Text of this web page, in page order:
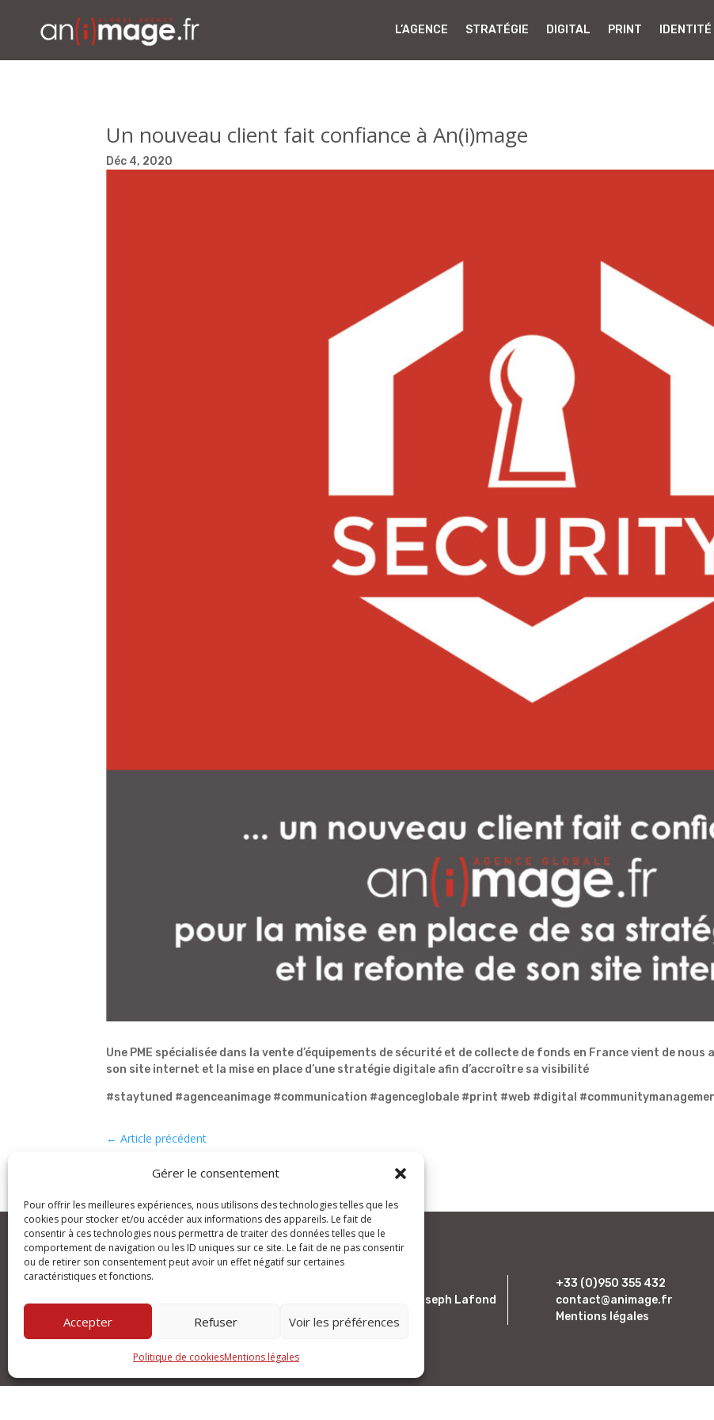
Gérer le consentement
Pour offrir les meilleures expériences, nous utilisons des technologies telles que les
cookies pour stocker et/ou accéder aux informations des appareils. Le fait de
consentir à ces technologies nous permettra de traiter des données telles que le
comportement de navigation ou les ID uniques sur ce site. Le fait de ne pas consentir
ou de retirer son consentement peut avoir un effet négatif sur certaines
caractéristiques et fonctions.
Accepter Refuser Voir les préférences
Politique de cookiesMentions légales
L’AGENCE STRATÉGIE DIGITAL PRINT IDENTITÉ
Un nouveau client fait confiance à An(i)mage
Déc 4, 2020
Une PME spécialisée dans la vente d’équipements de sécurité et de collecte de fonds en France vient de
son site internet et la mise en place d’une stratégie digitale afin d’accroître sa visibilité
#staytuned #agenceanimage #communication #agenceglobale #print #web #digital
←Article précédent
“Le Verdi”, rue Joseph Lafond
13400 AUBAGNE
+33 (0)950 355 432
contact@animage.fr
Mentions légales